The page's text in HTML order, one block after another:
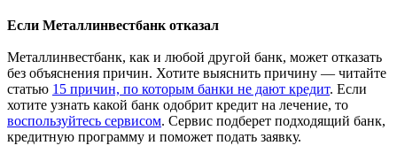
Если Металлинвестбанк отказал
Металлинвестбанк, как и любой другой банк, может отказать
без объяснения причин. Хотите выяснить причину — читайте
статью 15 причин, по которым банки не дают кредит. Если
хотите узнать какой банк одобрит кредит на лечение, то
воспользуйтесь сервисом. Сервис подберет подходящий банк,
кредитную программу и поможет подать заявку.